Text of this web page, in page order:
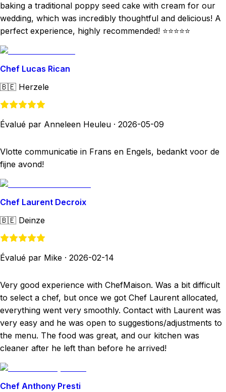
baking a traditional poppy seed cake with cream for our
wedding, which was incredibly thoughtful and delicious! A
perfect experience, highly recommended! ⭐⭐⭐⭐⭐
Chef Lucas Rican
🇧🇪 Herzele
Évalué par Anneleen Heuleu · 2026-05-09
Vlotte communicatie in Frans en Engels, bedankt voor de
fijne avond!
Chef Laurent Decroix
🇧🇪 Deinze
Évalué par Mike · 2026-02-14
Very good experience with ChefMaison. Was a bit difficult
to select a chef, but once we got Chef Laurent allocated,
everything went very smoothly. Contact with Laurent was
very easy and he was open to suggestions/adjustments to
the menu. The food was great, and our kitchen was
cleaner after he left than before he arrived!
Chef Anthony Presti